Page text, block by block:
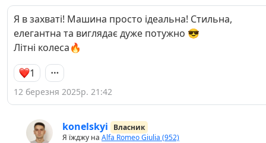
Я в захваті! Машина просто ідеальна! Стильна,
елегантна та виглядає дуже потужно 😎
Літні колеса🔥
1
12 березня 2025р. 21:42
konelskyi
Власник
Я їжджу на Alfa Romeo Giulia (952)